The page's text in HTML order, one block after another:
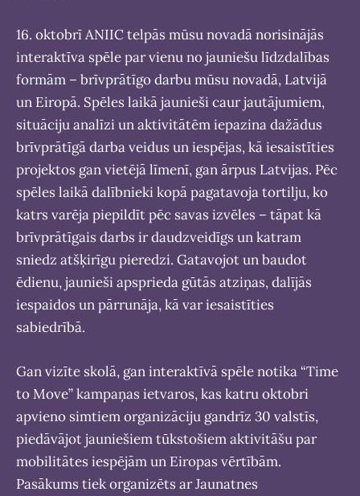
16. oktobrī ANIIC telpās mūsu novadā norisinājās
interaktīva spēle par vienu no jauniešu līdzdalības
formām – brīvprātīgo darbu mūsu novadā, Latvijā
un Eiropā. Spēles laikā jaunieši caur jautājumiem,
situāciju analīzi un aktivitātēm iepazina dažādus
brīvprātīgā darba veidus un iespējas, kā iesaistīties
projektos gan vietējā līmenī, gan ārpus Latvijas. Pēc
spēles laikā dalībnieki kopā pagatavoja tortilju, ko
katrs varēja piepildīt pēc savas izvēles – tāpat kā
brīvprātīgais darbs ir daudzveidīgs un katram
sniedz atšķirīgu pieredzi. Gatavojot un baudot
ēdienu, jaunieši apsprieda gūtās atziņas, dalījās
iespaidos un pārrunāja, kā var iesaistīties
sabiedrībā.
Gan vizīte skolā, gan interaktīvā spēle notika “Time
to Move” kampaņas ietvaros, kas katru oktobri
apvieno simtiem organizāciju gandrīz 30 valstīs,
piedāvājot jauniešiem tūkstošiem aktivitāšu par
mobilitātes iespējām un Eiropas vērtībām.
Pasākums tiek organizēts ar Jaunatnes